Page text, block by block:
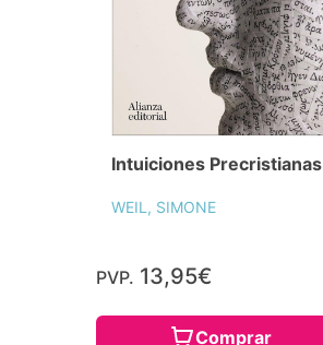
Intuiciones Precristianas
WEIL, SIMONE
PVP. 13,95€
Comprar